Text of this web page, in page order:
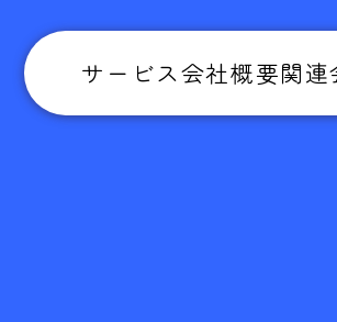
サービス会社概要関連